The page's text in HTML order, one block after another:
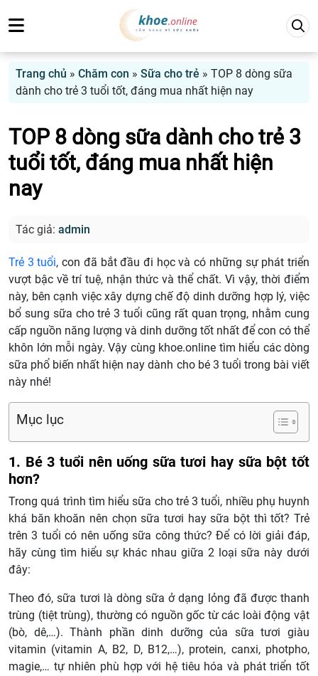
Trang chủ » Chăm con » Sữa cho trẻ » TOP 8 dòng sữa
dành cho trẻ 3 tuổi tốt, đáng mua nhất hiện nay
TOP 8 dòng sữa dành cho trẻ 3
tuổi tốt, đáng mua nhất hiện
nay
Tác giả: admin
Trẻ 3 tuổi, con đã bắt đầu đi học và có những sự phát triển
vượt bậc về trí tuệ, nhận thức và thể chất. Vì vậy, thời điểm
này, bên cạnh việc xây dựng chế độ dinh dưỡng hợp lý, việc
bổ sung sữa cho trẻ 3 tuổi cũng rất quan trọng, nhằm cung
cấp nguồn năng lượng và dinh dưỡng tốt nhất để con có thể
khôn lớn mỗi ngày. Vậy cùng khoe.online tìm hiểu các dòng
sữa phổ biến nhất hiện nay dành cho bé 3 tuổi trong bài viết
này nhé!
Mục lục
1. Bé 3 tuổi nên uống sữa tươi hay sữa bột tốt
hơn?
Trong quá trình tìm hiểu sữa cho trẻ 3 tuổi, nhiều phụ huynh
khá băn khoăn nên chọn sữa tươi hay sữa bột thì tốt? Trẻ
trên 3 tuổi có nên uống sữa công thức? Để có lời giải đáp,
hãy cùng tìm hiểu sự khác nhau giữa 2 loại sữa này dưới
đây:
Theo đó, sữa tươi là dòng sữa ở dạng lỏng đã được thanh
trùng (tiệt trùng), thường có nguồn gốc từ các loài động vật
(bò, dê,…). Thành phần dinh dưỡng của sữa tươi giàu
vitamin (vitamin A, B2, D, B12,…), protein, canxi, photpho,
magie,… tự nhiên phù hợp với hệ tiêu hóa và phát triển tốt